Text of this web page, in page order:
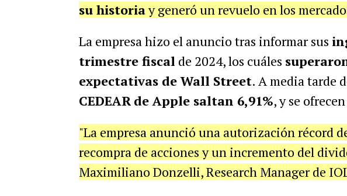
su historiay generó un revuelo en los
La empresa hizo el anuncio tras informar sus
trimestre fiscal de 2024, los cuáles
expectativas de Wall Street. A media tarde
CEDEAR de Apple saltan 6,91%, y se
"La empresa anunció una autorización récord
recompra de acciones y un incremento del
Maximiliano Donzelli, Research Manager de